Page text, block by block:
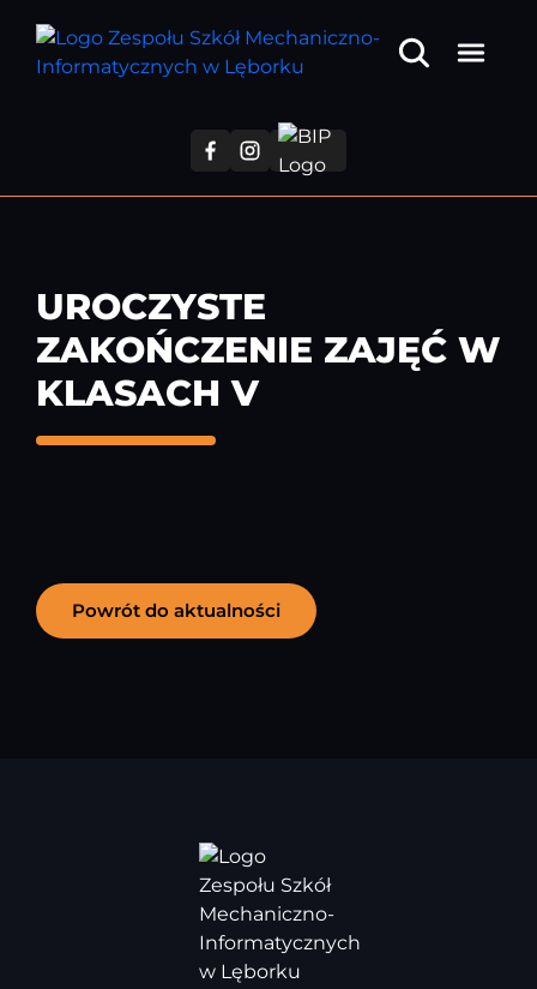
treści
UROCZYSTE
ZAKOŃCZENIE ZAJĘĆ W
KLASACH V
Powrót do aktualności